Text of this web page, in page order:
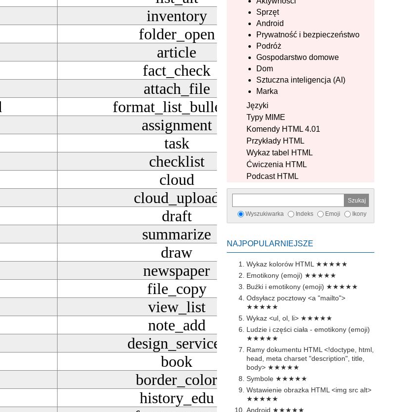
Sprzęt
Android
Prywatność i bezpieczeństwo
Podróż
Gospodarstwo domowe
Dom
Sztuczna inteligencja (AI)
Marka
Języki
Typy MIME
Komendy HTML 4.01
Przykłady HTML
Wykaz tabel HTML
Ćwiczenia HTML
Podcast HTML
Wyszukiwarka Indeks Emoji Ikony
NAJPOPULARNIEJSZE
Wykaz kolorów HTML ★★★★★
Emotikony (emoji) ★★★★★
Buźki i emotikony (emoji) ★★★★★
Odsyłacz pocztowy <a "mailto">
★★★★★
Wykaz <ul, ol, li> ★★★★★
Ludzie i części ciała - emotikony (emoji)
★★★★★
Ramy dokumentu HTML <!doctype, html,
head, meta charset "description", title,
body> ★★★★★
Symbole ★★★★★
Wstawienie obrazka HTML <img src alt>
★★★★★
Android ★★★★★
inventory
folder_open Pobierz
article
fact_check
attach_file
format_list_bulleted
assignment Pobierz
task Pobierz
checklist Pobierz
cloud
cloud_upload
draft Pobierz
summarize
draw Pobierz
newspaper
file_copy Pobierz
view_list
note_add
design_services
book Pobierz
border_color Pobierz
history_edu